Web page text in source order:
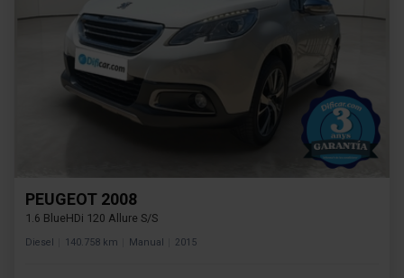
PEUGEOT 2008
1.6 BlueHDi 120 Allure S/S
Diesel 140.758 km Manual 2015